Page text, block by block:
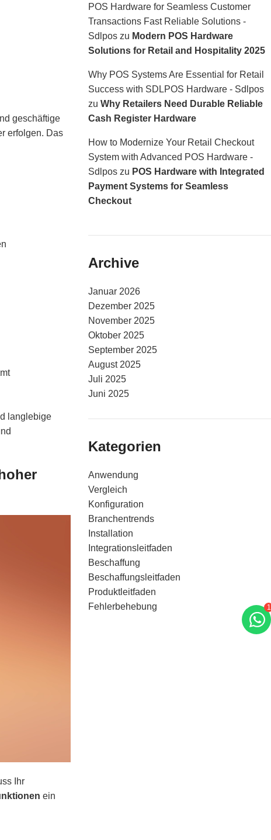
geschäftige
erfolgen. Das
langlebige
Ihr
ein
POS Hardware for Seamless Customer
Transactions Fast Reliable Solutions -
Sdlposzu Modern POS Hardware
Solutions for Retail and Hospitality 2025
Why POS Systems Are Essential for Retail
Success with SDLPOS Hardware - Sdlpos
zu Why Retailers Need Durable Reliable
Cash Register Hardware
How to Modernize Your Retail Checkout
System with Advanced POS Hardware -
Sdlposzu POS Hardware with Integrated
Payment Systems for Seamless
Checkout
Archive
Januar 2026
Dezember 2025
November 2025
Oktober 2025
September 2025
August 2025
Juli 2025
Juni 2025
Kategorien
Anwendung
Vergleich
Konfiguration
Branchentrends
Installation
Integrationsleitfaden
Beschaffung
Beschaffungsleitfaden
Produktleitfaden
Fehlerbehebung
1